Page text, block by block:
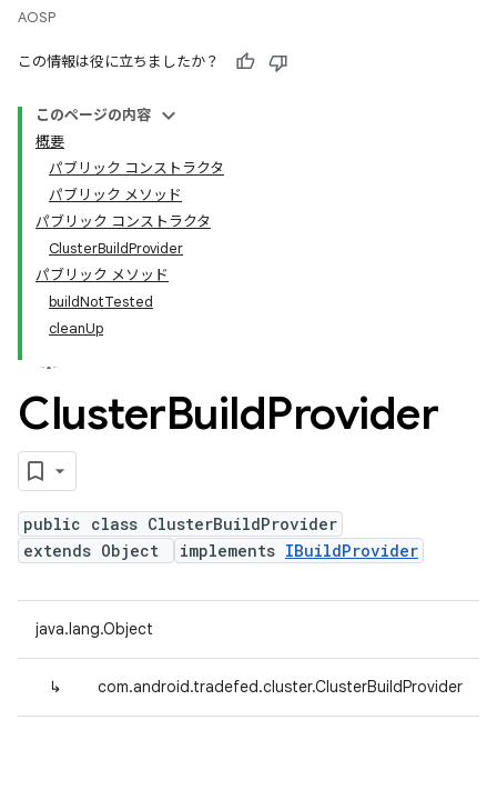
AOSP
この情報は役に立ちましたか？
このページの内容
概要
パブリック コンストラクタ
パブリック メソッド
パブリック コンストラクタ
ClusterBuildProvider
パブリック メソッド
buildNotTested
cleanUp
ClusterBuildProvider
public class ClusterBuildProvider
extends Object
implements IBuildProvider
java.lang.Object
↳ com.android.tradefed.cluster.ClusterBuildProvider